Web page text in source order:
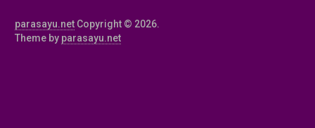
parasayu.net Copyright © 2026.
Theme by parasayu.net